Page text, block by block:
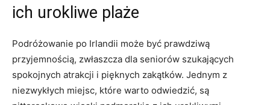
ich urokliwe plaże
Podróżowanie po Irlandii może być prawdziwą
przyjemnością, zwłaszcza dla seniorów szukających
spokojnych atrakcji i pięknych zakątków. Jednym z
niezwykłych‌ miejsc, które warto odwiedzić, są